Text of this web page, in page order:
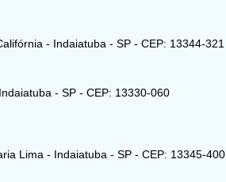
- Indaiatuba - SP - CEP: 13344-321
- SP - CEP: 13330-060
Lima - Indaiatuba - SP - CEP: 13345-400